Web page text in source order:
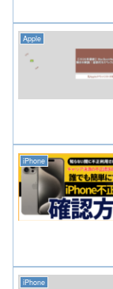
Apple
iPhone
iPhone